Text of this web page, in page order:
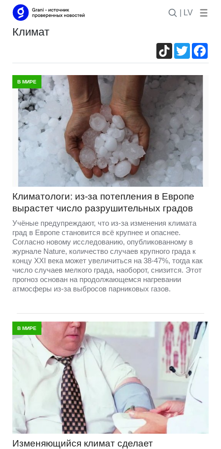
| LV
климат
TikTokTwitter
В МИРЕ
Климатологи: из-за потепления в Европе
вырастет число разрушительных градов
Учёные предупреждают, что из-за изменения климата
град в Европе становится всё крупнее и опаснее.
Согласно новому исследованию, опубликованному в
журнале Nature, количество случаев крупного града к
концу XXI века может увеличиться на 38-47%, тогда как
число случаев мелкого града, наоборот, снизится. Этот
прогноз основан на продолжающемся нагревании
атмосферы из-за выбросов парниковых газов.
В МИРЕ
Изменяющийся климат сделает